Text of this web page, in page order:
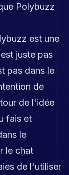
Polybuzz
est une
juste pas
pas dans le
de
de l'idée
fais et
le
le chat
de l'utiliser